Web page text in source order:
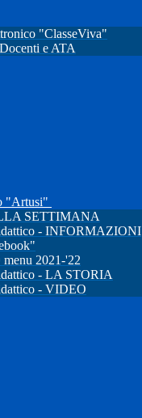
"ClasseViva"
e ATA
"Artusi"
SETTIMANA
- INFORMAZIONI
2021-'22
- LA STORIA
- VIDEO